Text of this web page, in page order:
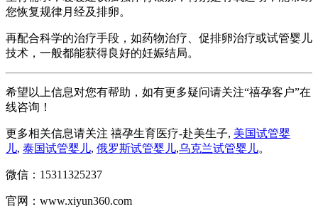
您恢复规律月经及排卵。
再配合科学的治疗手段，如药物治疗、促排卵治疗或试管婴儿
技术，一般都能获得良好的妊娠结局。
希望以上信息对您有帮助，如有更多疑问请关注“禧孕客户”在
线咨询！
更多相关信息请关注 禧孕生育医疗-赴美生子, 美国试管婴
儿, 泰国试管婴儿, 俄罗斯试管婴儿,乌克兰试管婴儿。
微信：15311325237
官网：www.xiyun360.com